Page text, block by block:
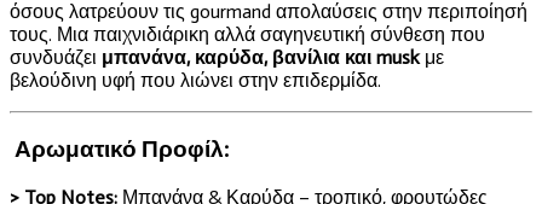
όσους λατρεύουν τις gourmand απολαύσεις στην περιποίησή
τους. Μια παιχνιδιάρικη αλλά σαγηνευτική σύνθεση που
συνδυάζει μπανάνα, καρύδα, βανίλια και muskμε
βελούδινη υφή που λιώνει στην επιδερμίδα.
Αρωματικό Προφίλ:
> Top Notes: Μπανάνα & Καρύδα – τροπικό, φρουτώδες